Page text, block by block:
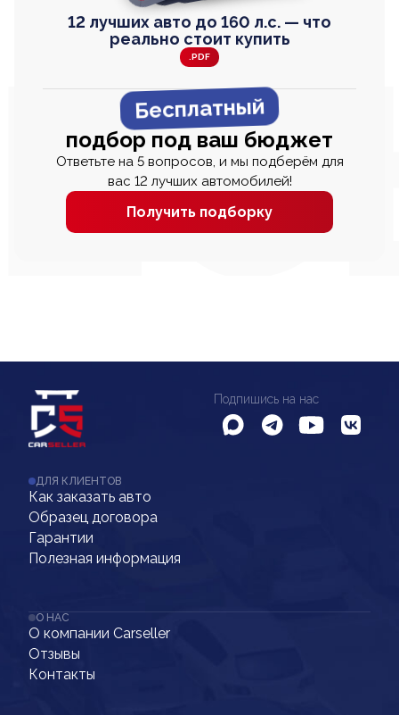
12 лучших авто до 160 л.с. — что
реально стоит купить
.PDF
Бесплатный
подбор под ваш бюджет
Ответьте на 5 вопросов, и мы подберём для
вас 12 лучших автомобилей!
Получить подборку
Подпишись на нас
ДЛЯ КЛИЕНТОВ
Как заказать авто
Образец договора
Гарантии
Полезная информация
О НАС
О компании Carseller
Отзывы
Контакты